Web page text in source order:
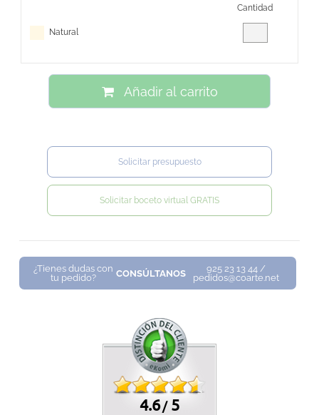
Cantidad
Natural
Añadir al carrito
Solicitar presupuesto
Solicitar boceto virtual GRATIS
¿Tienes dudas con
tu pedido?
CONSÚLTANOS
925 23 13 44 /
pedidos@coarte.net
4.6 /5